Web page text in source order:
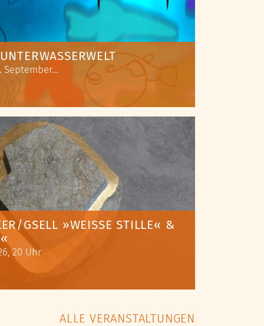
September…
GSELL »WEISSE STILLE« & »
20 Uhr
ALLE VERANSTALTUNGEN